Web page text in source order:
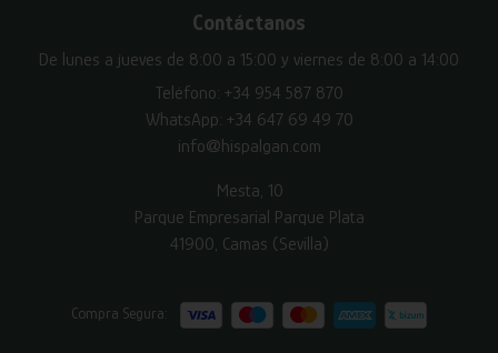
Contáctanos
De lunes a jueves de 8:00 a 15:00 y viernes de 8:00 a 14:00
Teléfono: +34 954 587 870
WhatsApp: +34 647 69 49 70
info@hispalgan.com
Mesta, 10
Parque Empresarial Parque Plata
41900, Camas (Sevilla)
Compra Segura: